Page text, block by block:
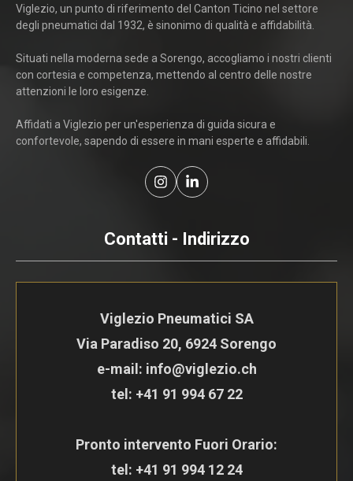
Viglezio, un punto di riferimento del Canton Ticino nel settore
degli pneumatici dal 1932, è sinonimo di qualità e affidabilità.
Situati nella moderna sede a Sorengo, accogliamo i nostri clienti
con cortesia e competenza, mettendo al centro delle nostre
attenzioni le loro esigenze.
Affidati a Viglezio per un'esperienza di guida sicura e
confortevole, sapendo di essere in mani esperte e affidabili.
Contatti - Indirizzo
Viglezio Pneumatici SA
Via Paradiso 20, 6924 Sorengo
e-mail: info@viglezio.ch
tel: +41 91 994 67 22
Pronto intervento Fuori Orario:
tel: +41 91 994 12 24